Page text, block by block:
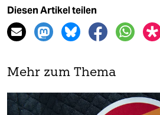
Diesen Artikel teilen
Mehr zum Thema